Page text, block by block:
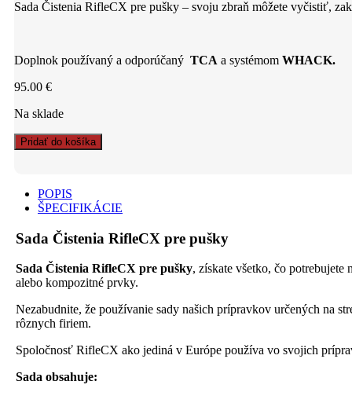
Sada Čistenia RifleCX pre pušky – svoju zbraň môžete vyčistiť,
Doplnok používaný a odporúčaný TCA a systémom WHACK.
95.00 €
Na sklade
Sada
Čistenia
pušky
quantity
Pridať do košíka
POPIS
ŠPECIFIKÁCIE
Sada Čistenia RifleCX pre pušky
Sada Čistenia RifleCX pre pušky, získate všetko, čo potrebujete
alebo kompozitné prvky.
Nezabudnite, že používanie sady našich prípravkov určených na
rôznych firiem.
Spoločnosť RifleCX ako jediná v Európe používa vo svojich
Sada obsahuje: